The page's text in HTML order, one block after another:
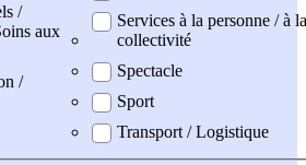
/
aux
/
Services à la personne / à la
collectivité
Spectacle
Sport
Transport / Logistique